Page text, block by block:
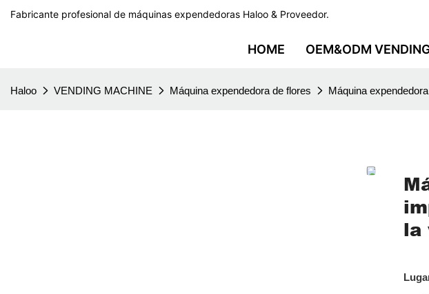
Fabricante profesional de máquinas expendedoras Haloo & Proveedor.
HOME OEM&ODM
Haloo VENDING MACHINE Máquina expendedora de flores Máquina
la